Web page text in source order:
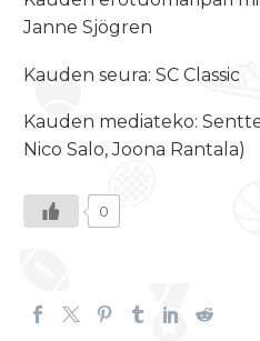
Janne Sjögren
Kauden seura: SC Classic
Kauden mediateko:
Nico Salo, Joona Rantala)
0